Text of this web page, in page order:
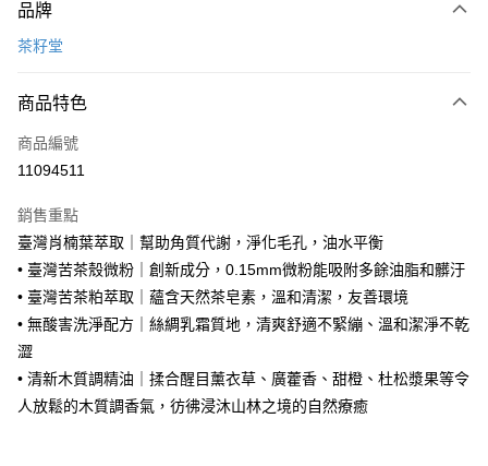
信用卡一次付款
Apple Pay
街口支付
Google Pay
全盈+PAY
大哥付你分期
相關說明
【大哥付你分期使用說明】
1.本服務由台灣大哥大提供，台灣大哥大用戶可立即使用無須另外申請。
2.付款方式選擇「大哥付你分期」，訂單成立後會自動跳轉到大哥付的交易
流程，驗證手機門號後，選擇欲分期的期數、繳款截止日，確認付款後即完
AFTEE先享後付
相關說明
品牌
茶籽堂
商品特色
商品編號
11094511
銷售重點
臺灣肖楠葉萃取｜幫助角質代謝，淨化毛孔，油水平衡
• 臺灣苦茶殼微粉｜創新成分，0.15mm微粉能吸附多餘油脂和髒汙
• 臺灣苦茶粕萃取｜蘊含天然茶皂素，溫和清潔，友善環境
• 無酸害洗淨配方｜絲綢乳霜質地，清爽舒適不緊繃、溫和潔淨不乾
澀
• 清新木質調精油｜揉合醒目薰衣草、廣藿香、甜橙、杜松漿果等令
人放鬆的木質調香氣，彷彿浸沐山林之境的自然療癒